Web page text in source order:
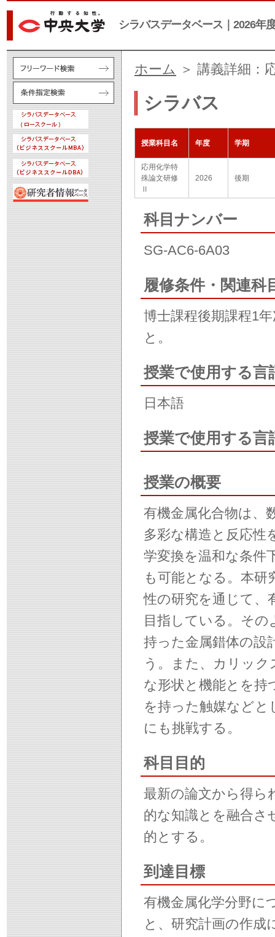
シラバスデータベース｜2026年
ホーム ＞ 講義詳細：
シラバス
授業科目名 年度 学期
応用化学特
殊論文研修
Ⅱ
2026 後期
科目ナンバー
SG-AC6-6A03
履修条件・関連科
博士課程後期課程1
と。
授業で使用する言
日本語
授業で使用する言
授業の概要
有機金属化合物は、
多彩な構造と反応性
学変換を温和な条件
も可能となる。本研
性の研究を通じて、
目指している。その
持った金属錯体の設
う。また、カリッ
な形状と機能とを持
を持った触媒などと
にも挑戦する。
科目目的
最新の論文から得ら
的な知識とを融合さ
的とする。
到達目標
有機金属化学分野に
と、研究計画の作